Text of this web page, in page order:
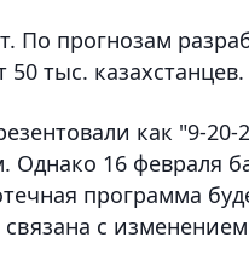
По прогнозам
тыс. казахстанцев.
как "9-
16 февраля
программа
с